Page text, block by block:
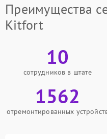
Преимущества
Kitfort
10
сотрудников в штате
1562
отремонтированных